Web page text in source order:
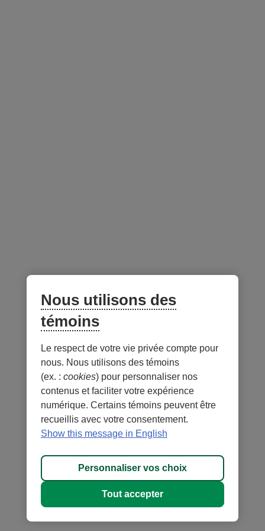
Nous utilisons des
témoins
Le respect de votre vie privée compte pour
nous. Nous utilisons des témoins
(ex. : cookies) pour personnaliser nos
contenus et faciliter votre expérience
numérique. Certains témoins peuvent être
recueillis avec votre consentement.
Show this message in English
Personnaliser vos choix
Tout accepter